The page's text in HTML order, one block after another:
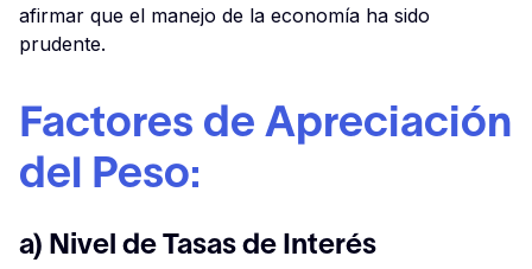
afirmar que el manejo de la economía ha sido
prudente.
Factores de Apreciación
del Peso:
a) Nivel de Tasas de Interés